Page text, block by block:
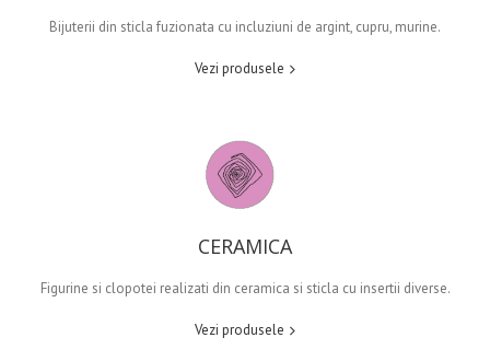
Bijuterii din sticla fuzionata cu incluziuni de argint, cupru, murine.
Vezi produsele
CERAMICA
Figurine si clopotei realizati din ceramica si sticla cu insertii diverse.
Vezi produsele